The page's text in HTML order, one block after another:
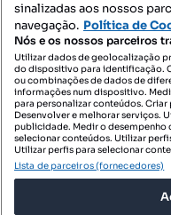
Contacte-nos
sinalizadas aos nossos
navegação. Política de
Nós e os nossos parceiros
Utilizar dados de geolocalização
do dispositivo para identificação.
ou combinações de dados de
informações num dispositivo.
para personalizar conteúdos.
Desenvolver e melhorar serviços.
publicidade. Medir o
selecionar conteúdos. Utilizar
Utilizar perfis para selecionar
Lista de parceiros (fornecedores)